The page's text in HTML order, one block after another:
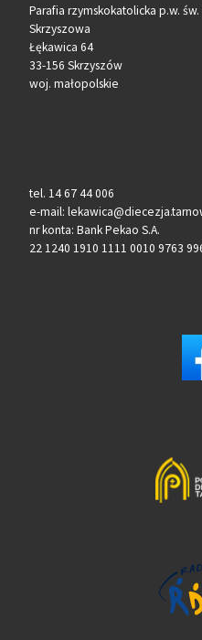
Parafia rzymskokatolicka p.w.
Skrzyszowa
Łękawica 64
33-156 Skrzyszów
woj. małopolskie
tel. 14 67 44 006
e-mail:
nr konta: Bank Pekao S.A.
22 1240 1910 1111 0010 9763